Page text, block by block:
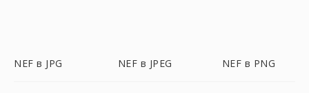
NEF в JPG NEF в JPEG NEF в PNG